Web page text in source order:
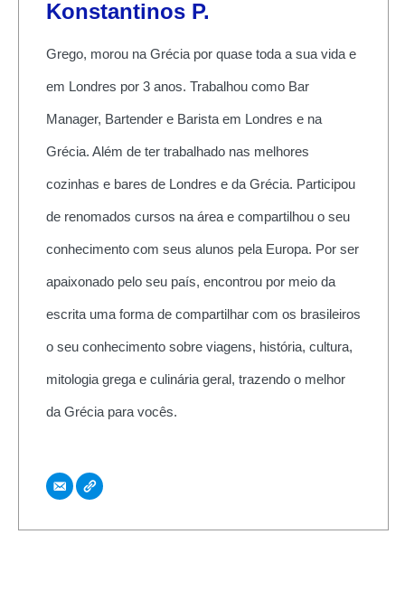
Konstantinos P.
Grego, morou na Grécia por quase toda a sua vida e
em Londres por 3 anos. Trabalhou como Bar
Manager, Bartender e Barista em Londres e na
Grécia. Além de ter trabalhado nas melhores
cozinhas e bares de Londres e da Grécia. Participou
de renomados cursos na área e compartilhou o seu
conhecimento com seus alunos pela Europa. Por ser
apaixonado pelo seu país, encontrou por meio da
escrita uma forma de compartilhar com os brasileiros
o seu conhecimento sobre viagens, história, cultura,
mitologia grega e culinária geral, trazendo o melhor
da Grécia para vocês.